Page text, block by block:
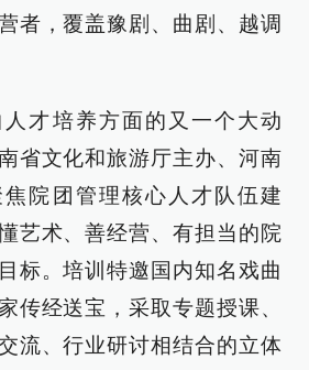
者，覆盖豫剧、曲剧、越调
才培养方面的又一个大动
省文化和旅游厅主办、河南
院团管理核心人才队伍建
艺术、善经营、有担当的院
标。培训特邀国内知名戏曲
传经送宝，采取专题授课、
流、行业研讨相结合的立体